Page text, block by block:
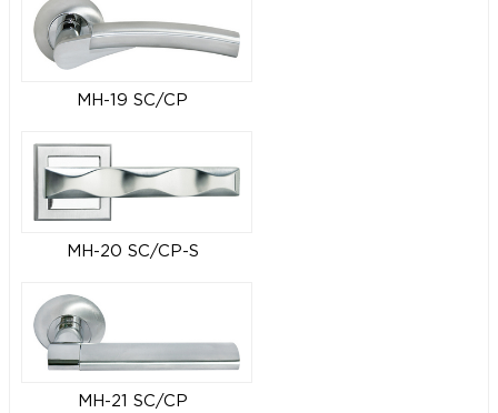
MH-19 SC/CP
MH-20 SC/CP-S
MH-21 SC/CP